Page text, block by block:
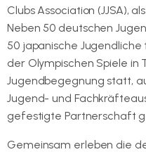
Clubs Association (JJSA),
Neben 50 deutschen
50 japanische Jugendliche
der Olympischen Spiele in
Jugendbegegnung statt,
Jugend- und
gefestigte Partnerschaft
Gemeinsam erleben die